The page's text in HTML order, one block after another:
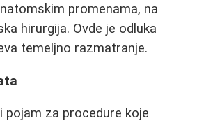
promenama, na
hirurgija. Ovde je odluka
temeljno razmatranje.
pojam za procedure koje